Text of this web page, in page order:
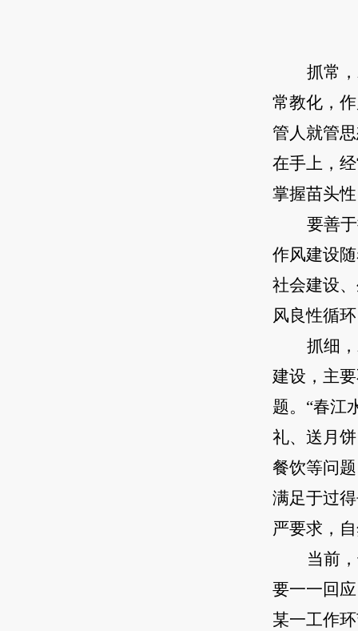
抓常
常教化，
管人就管
在手上，
掌握苗头
要善
作风建设
社会建设
风良性循
抓细
建设，主
题。“春江
礼、送月
餐饮等问
满足于过
严要求，
当前
要一一回
某一工作